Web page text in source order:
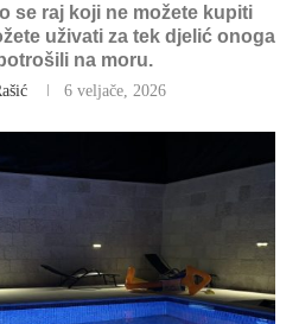
se raj koji ne možete kupiti
uživati za tek djelić onoga
na moru.
6 veljače, 2026